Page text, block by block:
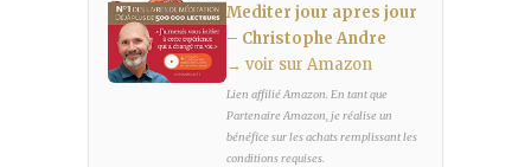
Mediter jour apres jour
– Christophe Andre
→ voir sur Amazon
Lien affilié Amazon. En tant que
Partenaire Amazon, je réalise un
bénéfice sur les achats remplissant les
conditions requises.